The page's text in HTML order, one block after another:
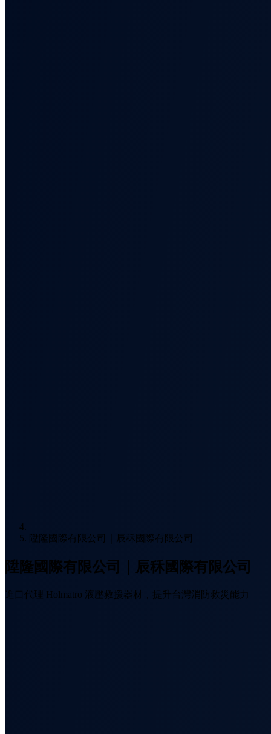
陞隆國際有限公司｜辰秝國際有限公司
陞隆國際有限公司｜辰秝國際有限公司
進口代理 Holmatro 液壓救援器材，提升台灣消防救災能力